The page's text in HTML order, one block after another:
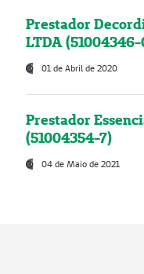
Prestador
LTDA
01 de Abril de 2020
Prestador
(51004354-7)
04 de Maio de 2021